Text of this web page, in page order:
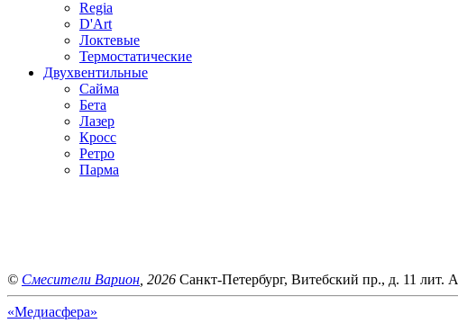
Regia
D'Art
Локтевые
Термостатические
Двухвентильные
Сайма
Бета
Лазер
Кросс
Ретро
Парма
© Смесители Варион , 2026 Санкт-Петербург, Витебский пр., д. 11 лит. А
«Медиасфера»